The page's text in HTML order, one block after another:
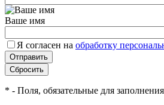
Ваше имя
Я согласен на обработку
* - Поля, обязательные для заполнения